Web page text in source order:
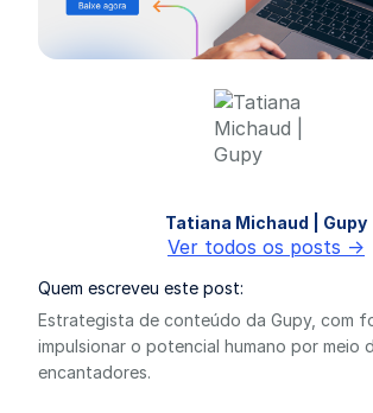
Tatiana Michaud | Gupy
Ver todos os posts ->
Quem escreveu este post:
Estrategista de conteúdo da Gupy, com
impulsionar o potencial humano por meio
encantadores.